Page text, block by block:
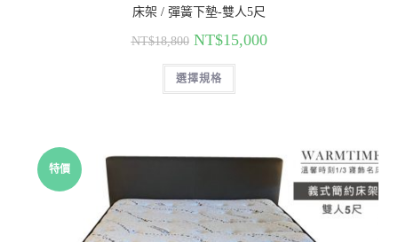
床架 / 彈簧下墊-雙人5尺
NT$18,800 NT$15,000
選擇規格
特價